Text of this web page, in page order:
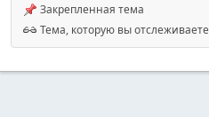
Закрепленная тема
Тема, которую вы отслеживаете